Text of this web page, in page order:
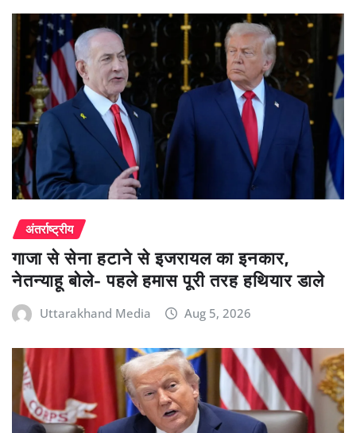
अंतर्राष्ट्रीय
गाजा से सेना हटाने से इजरायल का इनकार,
नेतन्याहू बोले- पहले हमास पूरी तरह हथियार डाले
Uttarakhand Media Aug 5, 2026